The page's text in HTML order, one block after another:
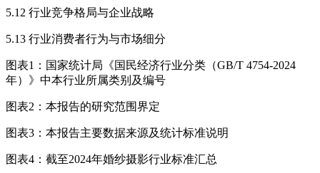
5.12 行业竞争格局与企业战略
5.13 行业消费者行为与市场细分
图表1：国家统计局《国民经济行业分类（GB/T 4754-2024
年）》中本行业所属类别及编号
图表2：本报告的研究范围界定
图表3：本报告主要数据来源及统计标准说明
图表4：截至2024年婚纱摄影行业标准汇总